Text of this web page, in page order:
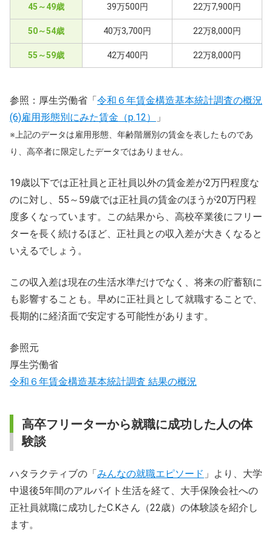
45～49歳 39万500円 22万7,900円
50～54歳 40万3,700円 22万8,000円
55～59歳 42万400円 22万8,000円
参照：厚生労働省「 令和６年賃金構造基本統計調査の概況
(6)雇用形態別にみた賃金（p.12）
」
※上記のデータは雇用形態、年齢階層別の賃金を表したものであ
り、高卒者に限定したデータではありません。
19歳以下では正社員と正社員以外の賃金差が2万円程度な
のに対し、55～59歳では正社員の賃金のほうが20万円程
度多くなっています。この結果から、高校卒業後にフリー
ターを長く続けるほど、正社員との収入差が大きくなると
いえるでしょう。
この収入差は現在の生活水準だけでなく、将来の貯蓄額に
も影響することも。早めに正社員として就職することで、
長期的に経済面で安定する可能性があります。
参照元
厚生労働省
令和６年賃金構造基本統計調査 結果の概況
高卒フリーターから就職に成功した人の体
験談
ハタラクティブの「 みんなの就職エピソード 」より、大学
中退後5年間のアルバイト生活を経て、大手保険会社への
正社員就職に成功したC.Kさん（22歳）の体験談を紹介し
ます。